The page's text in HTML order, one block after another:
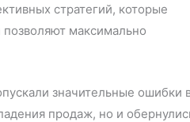
стратегий, которые
позволяют максимально
значительные ошибки
продаж, но и